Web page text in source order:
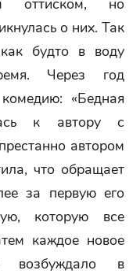
оттиском, но
о них. Так
будто в воду
Через год
«Бедная
к автору с
автором
что обращает
за первую его
которую все
каждое новое
возбуждало в